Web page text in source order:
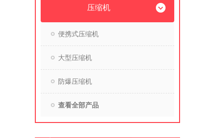
压缩机
便携式压缩机
大型压缩机
防爆压缩机
查看全部产品